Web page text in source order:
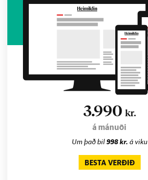
3.990 kr.
á mánuði
Um það bil998 kr. á viku
BESTA VERÐIÐ